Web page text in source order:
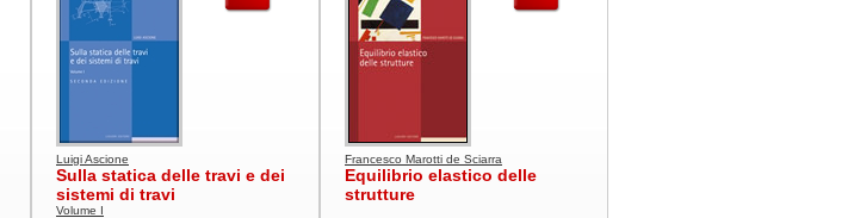
Luigi Ascione
Sulla statica delle travi e dei
sistemi di travi
Volume I
Francesco Marotti de Sciarra
Equilibrio elastico delle
strutture